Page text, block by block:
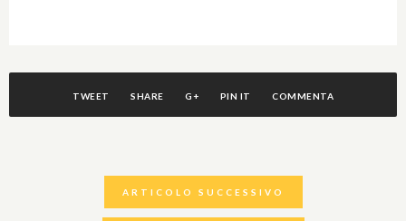
TWEET SHARE G+ PIN IT COMMENTA
ARTICOLO SUCCESSIVO